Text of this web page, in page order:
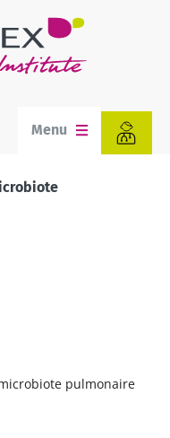
Menu
pulmonaire